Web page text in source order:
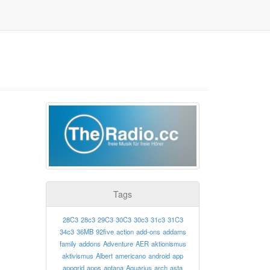
Tags
28C3 28c3 29C3 30C3 30c3 31c3 31C3
34c3 36MB 92five action add-ons addams
family addons Adventure AER aktionismus
aktivismus Albert americano android app
appgrid apps aptana Aquarius arch asta